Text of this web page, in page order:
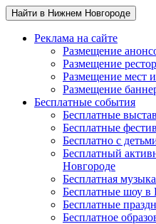
Найти в Нижнем Новгороде
Реклама на сайте
Размещение
Размещение
Размещение мест
Размещение
Бесплатные события
Бесплатные
Бесплатные
Бесплатно с
Бесплатный
Новгороде
Бесплатная
Бесплатные шоу
Бесплатные
Бесплатное